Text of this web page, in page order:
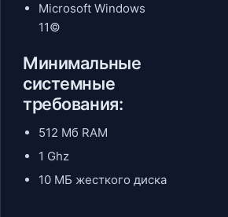
Microsoft Windows
11©
Минимальные
системные
требования:
512 Мб RAM
1 Ghz
10 МБ жесткого диска